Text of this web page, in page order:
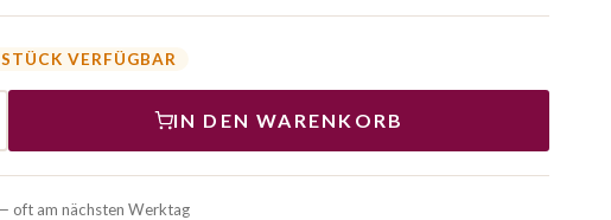
VERFÜGBAR
IN DEN WARENKORB
oft am nächsten Werktag